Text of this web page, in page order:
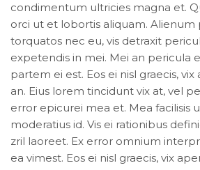
condimentum ultricies magna et.
orci ut et lobortis aliquam. Alienum
torquatos nec eu, vis detraxit
expetendis in mei. Mei an pericula
partem ei est. Eos ei nisl graecis,
an. Eius lorem tincidunt vix at, vel
error epicurei mea et. Mea facilisis
moderatius id. Vis ei rationibus
zril laoreet. Ex error omnium
ea vimest. Eos ei nisl graecis, vix